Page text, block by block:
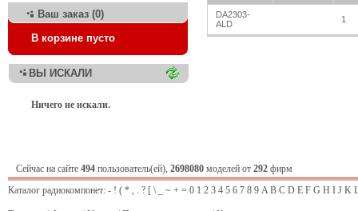
Ваш заказ (0)
В корзине пусто
ВЫ ИСКАЛИ
Ничего не искали.
DA2303-
ALD
1
Сейчас на сайте 494 пользователь(ей), 2698080 моделей от 292 фирм
Каталог радиокомпонет: - ! ( * , . ? [ \ ~ + = 0 1 2 3 4 5 6 7 8 9 A B C D E F G H I J K